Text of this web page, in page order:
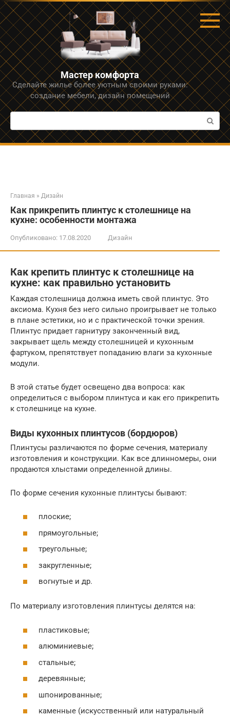
Перейти
к
контенту
Мастер комфорта
Сделайте жилье более уютным своими руками:
создание мебели, дизайн помещений
Поиск:
Главная » Дизайн
Как прикрепить плинтус к столешнице на
кухне: особенности монтажа
Опубликовано: 17.08.2020 Дизайн
Как крепить плинтус к столешнице на
кухне: как правильно установить
Каждая столешница должна иметь свой плинтус. Это
аксиома. Кухня без него сильно проигрывает не только
в плане эстетики, но и с практической точки зрения.
Плинтус придает гарнитуру законченный вид,
закрывает щель между столешницей и кухонным
фартуком, препятствует попаданию влаги за кухонные
модули.
В этой статье будет освещено два вопроса: как
определиться с выбором плинтуса и как его прикрепить
к столешнице на кухне.
Виды кухонных плинтусов (бордюров)
Плинтусы различаются по форме сечения, материалу
изготовления и конструкции. Как все длинномеры, они
продаются хлыстами определенной длины.
По форме сечения кухонные плинтусы бывают:
плоские;
прямоугольные;
треугольные;
закругленные;
вогнутые и др.
По материалу изготовления плинтусы делятся на:
пластиковые;
алюминиевые;
стальные;
деревянные;
шпонированные;
каменные (искусственный или натуральный